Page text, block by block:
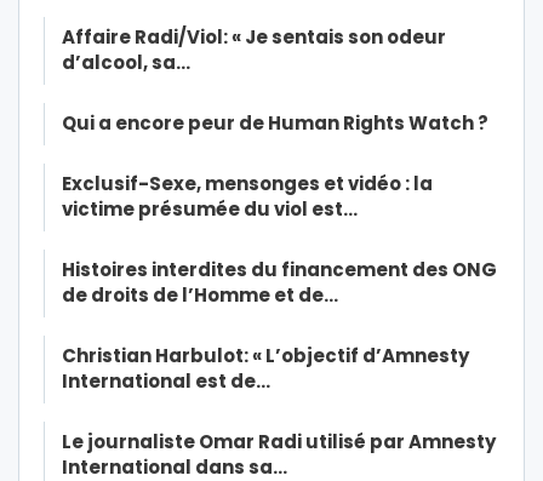
Affaire Radi/Viol: « Je sentais son odeur
d’alcool, sa…
Qui a encore peur de Human Rights Watch ?
Exclusif-Sexe, mensonges et vidéo : la
victime présumée du viol est…
Histoires interdites du financement des ONG
de droits de l’Homme et de…
Christian Harbulot: « L’objectif d’Amnesty
International est de…
Le journaliste Omar Radi utilisé par Amnesty
International dans sa…